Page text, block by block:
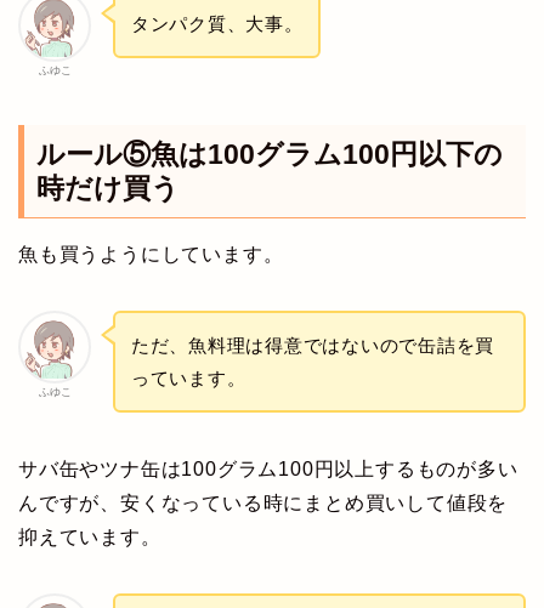
ふゆこ
タンパク質、大事。
ルール⑤魚は100グラム100円以下の
時だけ買う
魚も買うようにしています。
ふゆこ
ただ、魚料理は得意ではないので缶詰を買
っています。
サバ缶やツナ缶は100グラム100円以上するものが多い
んですが、安くなっている時にまとめ買いして値段を
抑えています。